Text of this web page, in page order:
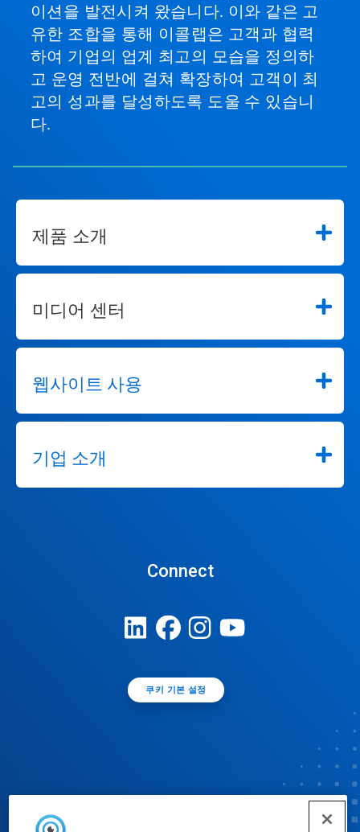
이션을 발전시켜 왔습니다. 이와 같은 고
유한 조합을 통해 이콜랩은 고객과 협력
하여 기업의 업계 최고의 모습을 정의하
고 운영 전반에 걸쳐 확장하여 고객이 최
고의 성과를 달성하도록 도울 수 있습니
다.
제품 소개
미디어 센터
웹사이트 사용
기업 소개
Connect
쿠키 기본 설정